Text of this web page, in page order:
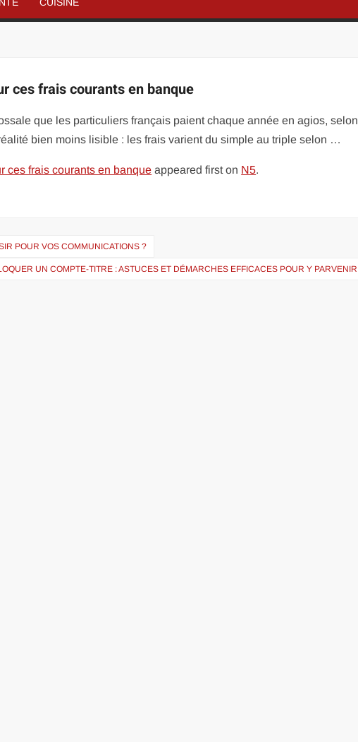
ces frais courants en banque
que les particuliers français paient chaque année en agios, selon
bien moins lisible : les frais varient du simple au triple selon …
ces frais courants en banque appeared first on N5.
POUR VOS COMMUNICATIONS ?
UN COMPTE-TITRE : ASTUCES ET DÉMARCHES EFFICACES POUR Y PARVENIR